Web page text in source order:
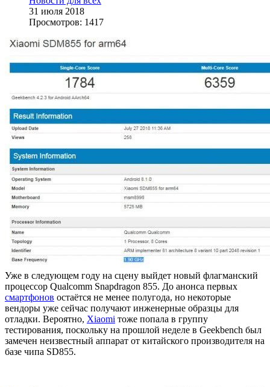
31 июля 2018
Просмотров: 1417
Уже в следующем году на сцену выйдет новый флагманский
процессор Qualcomm Snapdragon 855. До анонса первых
смартфонов остаётся не менее полугода, но некоторые
вендоры уже сейчас получают инженерные образцы для
отладки. Вероятно, Xiaomi тоже попала в группу
тестирования, поскольку на прошлой неделе в Geekbench был
замечен неизвестный аппарат от китайского производителя на
базе чипа SD855.